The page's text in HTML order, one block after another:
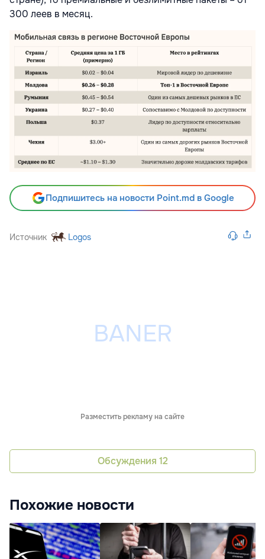
300 леев в месяц.
Подпишитесь на новости Point.md в Google
Источник Logos
Разместить рекламу на сайте
Обсуждения 12
Похожие новости